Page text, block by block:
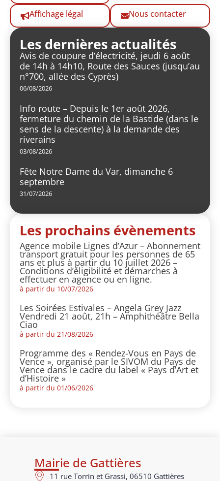
Affichage légal Nous contacter
Les dernières actualités
Avis de coupure d’électricité, jeudi 6 août
de 14h à 14h10, Route des Sauces (jusqu’au
n°700, allée des Cyprès)
06/08/2026
Info route – Depuis le 1er août 2026,
fermeture du chemin de la Bastide (dans le
sens de la descente) à la demande des
riverains
03/08/2026
Fête Notre Dame du Var, dimanche 6
septembre
31/07/2026
Les prochains évènements
Agence mobile Lignes d’Azur – Abonnement
transport gratuit pour les personnes de 65
ans et plus à partir du 10 juillet 2026 –
Conditions d’éligibilité et démarches à
effectuer en agence ou en ligne.
à partir du 10/07/2026
Les Soirées Estivales – Angela Grey Jazz
Vendredi 21 août, 21h – Amphithéâtre Bella
Ciao
à partir du 21/08/2026
Programme des « Rendez-Vous en Pays de
Vence », organisé par le SIVOM du Pays de
Vence dans le cadre du label « Pays d’Art et
d’Histoire »
à partir du 01/06/2026
Mairie de Gattières
11 rue Torrin et Grassi, 06510 Gattières